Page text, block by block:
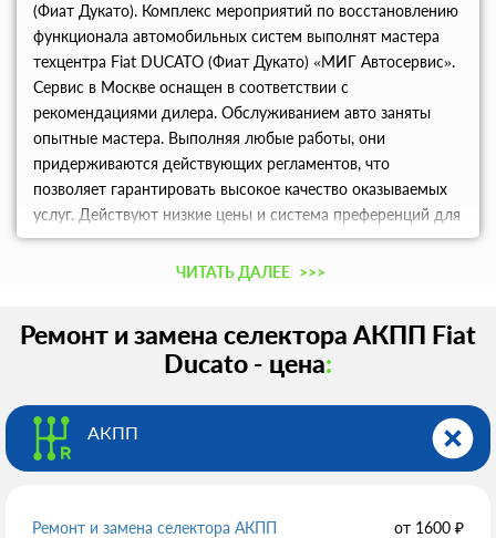
(Фиат Дукато). Комплекс мероприятий по восстановлению
функционала автомобильных систем выполнят мастера
техцентра Fiat DUCATO (Фиат Дукато) «МИГ Автосервис».
Сервис в Москве оснащен в соответствии с
рекомендациями дилера. Обслуживанием авто заняты
опытные мастера. Выполняя любые работы, они
придерживаются действующих регламентов, что
позволяет гарантировать высокое качество оказываемых
услуг. Действуют низкие цены и система преференций для
постоянных клиентов. Записаться в сервис можно по
ЧИТАТЬ ДАЛЕЕ >>>
Ремонт и замена селектора АКПП Fiat
Ducato - цена:
АКПП
Ремонт и замена селектора АКПП от 1600 ₽